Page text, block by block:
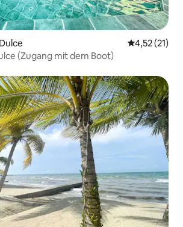
4,52 (21)
(Zugang mit dem Boot)